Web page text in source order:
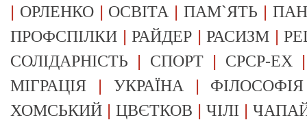
| ОРЛЕНКО| ОСВІТА |ПАМ`ЯТЬ |
ПРОФСПІЛКИ |РАЙДЕР |РАСИЗМ |
СОЛІДАРНІСТЬ | СПОРТ | СРСР-EX
МІГРАЦІЯ | УКРАЇНА | ФІЛОСОФІЯ
ХОМСЬКИЙ | ЦВЄТКОВ | ЧІЛІ |